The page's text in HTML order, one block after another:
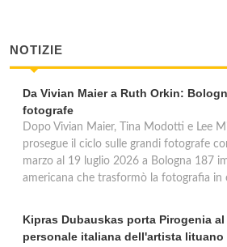
NOTIZIE
Da Vivian Maier a Ruth Orkin:
fotografe
Dopo Vivian Maier, Tina Modotti e Lee
prosegue il ciclo sulle grandi fotografe
marzo al 19 luglio 2026 a Bologna 187
americana che trasformò la fotografia in
Kipras Dubauskas porta Pirogenia
personale italiana dell'artista lituano